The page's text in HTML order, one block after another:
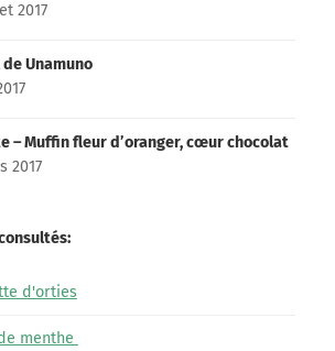
2017
Unamuno
– Muffin fleur d’oranger, cœur chocolat
2017
d'orties
menthe